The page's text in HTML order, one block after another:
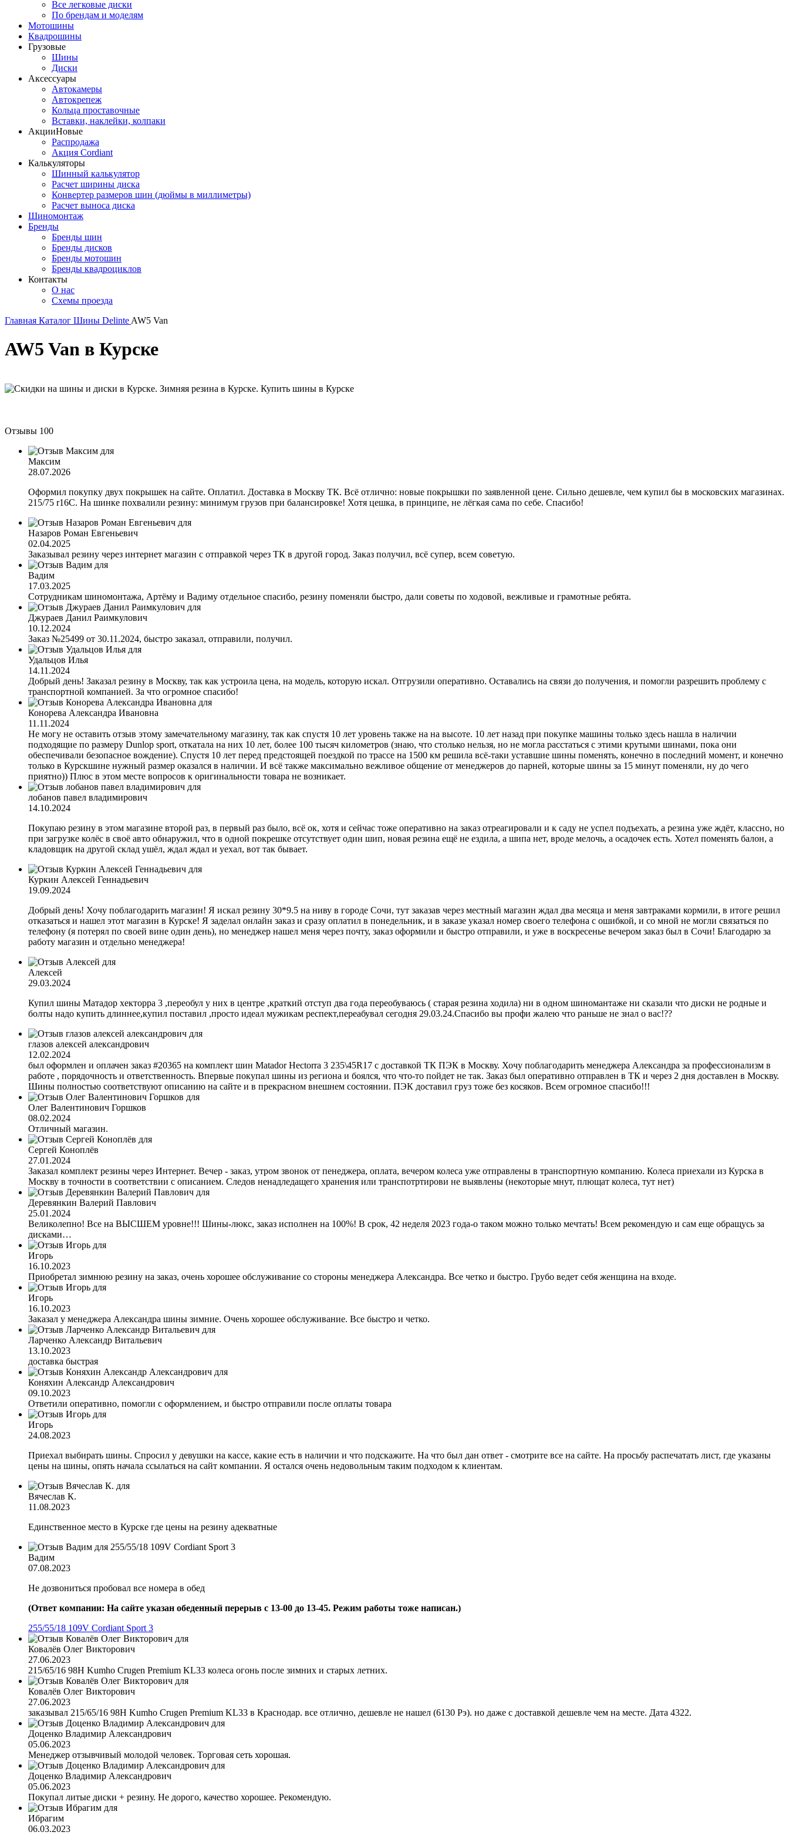
Все легковые диски
По брендам и моделям
Мотошины
Квадрошины
Грузовые
Шины
Диски
Аксессуары
Автокамеры
Автокрепеж
Кольца проставочные
Вставки, наклейки, колпаки
АкцииНовые
Распродажа
Акция Cordiant
Калькуляторы
Шинный калькулятор
Расчет ширины диска
Конвертер размеров шин (дюймы в миллиметры)
Расчет выноса диска
Шиномонтаж
Бренды
Бренды шин
Бренды дисков
Бренды мотошин
Бренды квадроциклов
Контакты
О нас
Схемы проезда
Главная Каталог Шины Delinte AW5 Van
AW5 Van в Курске
Отзывы 100
Максим
28.07.2026
Оформил покупку двух покрышек на сайте. Оплатил. Доставка в Москву ТК. Всё отлично: новые покрышки по заявленной цене. Сильно дешевле, чем купил бы в московских магазинах.
215/75 r16C. На шинке похвалили резину: минимум грузов при балансировке! Хотя цешка, в принципе, не лёгкая сама по себе. Спасибо!
Назаров Роман Евгеньевич
02.04.2025
Заказывал резину через интернет магазин с отправкой через ТК в другой город. Заказ получил, всё супер, всем советую.
Вадим
17.03.2025
Сотрудникам шиномонтажа, Артёму и Вадиму отдельное спасибо, резину поменяли быстро, дали советы по ходовой, вежливые и грамотные ребята.
Джураев Данил Раимкулович
10.12.2024
Заказ №25499 от 30.11.2024, быстро заказал, отправили, получил.
Удальцов Илья
14.11.2024
Добрый день! Заказал резину в Москву, так как устроила цена, на модель, которую искал. Отгрузили оперативно. Оставались на связи до получения, и помогли разрешить проблему с
транспортной компанией. За что огромное спасибо!
Конорева Александра Ивановна
11.11.2024
Не могу не оставить отзыв этому замечательному магазину, так как спустя 10 лет уровень также на на высоте. 10 лет назад при покупке машины только здесь нашла в наличии
подходящие по размеру Dunlop sport, откатала на них 10 лет, более 100 тысяч километров (знаю, что столько нельзя, но не могла расстаться с этими крутыми шинами, пока они
обеспечивали безопасное вождение). Спустя 10 лет перед предстоящей поездкой по трассе на 1500 км решила всё-таки уставшие шины поменять, конечно в последний момент, и конечно
только в Курскшине нужный размер оказался в наличии. И всё также максимально вежливое общение от менеджеров до парней, которые шины за 15 минут поменяли, ну до чего
приятно)) Плюс в этом месте вопросов к оригинальности товара не возникает.
лобанов павел владимирович
14.10.2024
Покупаю резину в этом магазине второй раз, в первый раз было, всё ок, хотя и сейчас тоже оперативно на заказ отреагировали и к саду не успел подъехать, а резина уже ждёт, классно, но
при загрузке колёс в своё авто обнаружил, что в одной покрешке отсутствует один шип, новая резина ещё не ездила, а шипа нет, вроде мелочь, а осадочек есть. Хотел поменять балон, а
кладовщик на другой склад ушёл, ждал ждал и уехал, вот так бывает.
Куркин Алексей Геннадьевич
19.09.2024
Добрый день! Хочу поблагодарить магазин! Я искал резину 30*9.5 на ниву в городе Сочи, тут заказав через местный магазин ждал два месяца и меня завтраками кормили, в итоге решил
отказаться и нашел этот магазин в Курске! Я заделал онлайн заказ и сразу оплатил в понедельник, и в заказе указал номер своего телефона с ошибкой, и со мной не могли связаться по
телефону (я потерял по своей вине один день), но менеджер нашел меня через почту, заказ оформили и быстро отправили, и уже в воскресенье вечером заказ был в Сочи! Благодарю за
работу магазин и отдельно менеджера!
Алексей
29.03.2024
Купил шины Матадор хекторра 3 ,переобул у них в центре ,краткий отступ два года переобуваюсь ( старая резина ходила) ни в одном шиномантаже ни сказали что диски не родные и
болты надо купить длиннее,купил поставил ,просто идеал мужикам респект,переабувал сегодня 29.03.24.Спасибо вы профи жалею что раньше не знал о вас!??
глазов алексей александрович
12.02.2024
был оформлен и оплачен заказ #20365 на комплект шин Matador Hectorra 3 235\45R17 с доставкой ТК ПЭК в Москву. Хочу поблагодарить менеджера Александра за профессионализм в
работе , порядочность и ответственность. Впервые покупал шины из региона и боялся, что что-то пойдет не так. Заказ был оперативно отправлен в ТК и через 2 дня доставлен в Москву.
Шины полностью соответствуют описанию на сайте и в прекрасном внешнем состоянии. ПЭК доставил груз тоже без косяков. Всем огромное спасибо!!!
Олег Валентинович Горшков
08.02.2024
Отличный магазин.
Сергей Коноплёв
27.01.2024
Заказал комплект резины через Интернет. Вечер - заказ, утром звонок от пенеджера, оплата, вечером колеса уже отправлены в транспортную компанию. Колеса приехали из Курска в
Москву в точности в соответствии с описанием. Следов ненадледащего хранения или транспотртирови не выявлены (некоторые мнут, плющат колеса, тут нет)
Деревянкин Валерий Павлович
25.01.2024
Великолепно! Все на ВЫСШЕМ уровне!!! Шины-люкс, заказ исполнен на 100%! В срок, 42 неделя 2023 года-о таком можно только мечтать! Всем рекомендую и сам еще обращусь за
дисками…
Игорь
16.10.2023
Приобретал зимнюю резину на заказ, очень хорошее обслуживание со стороны менеджера Александра. Все четко и быстро. Грубо ведет себя женщина на входе.
Игорь
16.10.2023
Заказал у менеджера Александра шины зимние. Очень хорошее обслуживание. Все быстро и четко.
Ларченко Александр Витальевич
13.10.2023
доставка быстрая
Коняхин Александр Александрович
09.10.2023
Ответили оперативно, помогли с оформлением, и быстро отправили после оплаты товара
Игорь
24.08.2023
Приехал выбирать шины. Спросил у девушки на кассе, какие есть в наличии и что подскажите. На что был дан ответ - смотрите все на сайте. На просьбу распечатать лист, где указаны
цены на шины, опять начала ссылаться на сайт компании. Я остался очень недовольным таким подходом к клиентам.
Вячеслав К.
11.08.2023
Единственное место в Курске где цены на резину адекватные
Вадим
07.08.2023
Не дозвониться пробовал все номера в обед
(Ответ компании: На сайте указан обеденный перерыв с 13-00 до 13-45. Режим работы тоже написан.)
255/55/18 109V Cordiant Sport 3
Ковалёв Олег Викторович
27.06.2023
215/65/16 98H Kumho Crugen Premium KL33 колеса огонь после зимних и старых летних.
Ковалёв Олег Викторович
27.06.2023
заказывал 215/65/16 98H Kumho Crugen Premium KL33 в Краснодар. все отлично, дешевле не нашел (6130 Рэ). но даже с доставкой дешевле чем на месте. Дата 4322.
Доценко Владимир Александрович
05.06.2023
Менеджер отзывчивый молодой человек. Торговая сеть хорошая.
Доценко Владимир Александрович
05.06.2023
Покупал литые диски + резину. Не дорого, качество хорошее. Рекомендую.
Ибрагим
06.03.2023